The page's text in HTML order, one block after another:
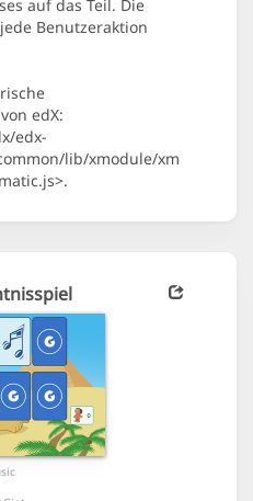
auf das Teil. Die
Benutzeraktion
edX:
edx-
lib/xmodule/xm